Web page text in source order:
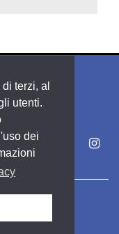
terzi, al
utenti.
dei
S. p. A.